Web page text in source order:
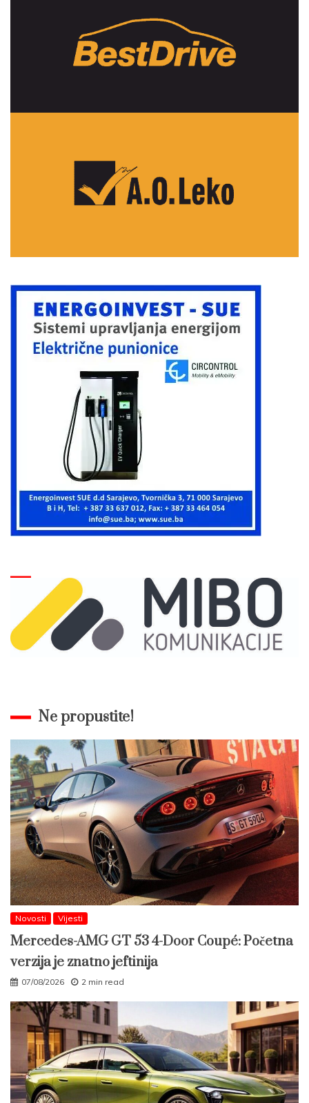
Ne propustite!
Novosti Vijesti
Mercedes-AMG GT 53 4-Door Coupé: Početna
verzija je znatno jeftinija
07/08/2026 2 min read